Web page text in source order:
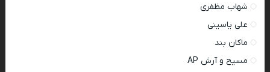
شهاب مظفری
علی یاسینی
ماکان بند
مسیح و آرش AP